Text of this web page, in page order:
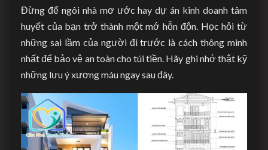
Đừng để ngôi nhà mơ ước hay dự án kinh doanh tâm
huyết của bạn trở thành một mớ hỗn độn. Học hỏi từ
những sai lầm của người đi trước là cách thông minh
nhất để bảo vệ an toàn cho túi tiền. Hãy ghi nhớ thật kỹ
những lưu ý xương máu ngay sau đây.